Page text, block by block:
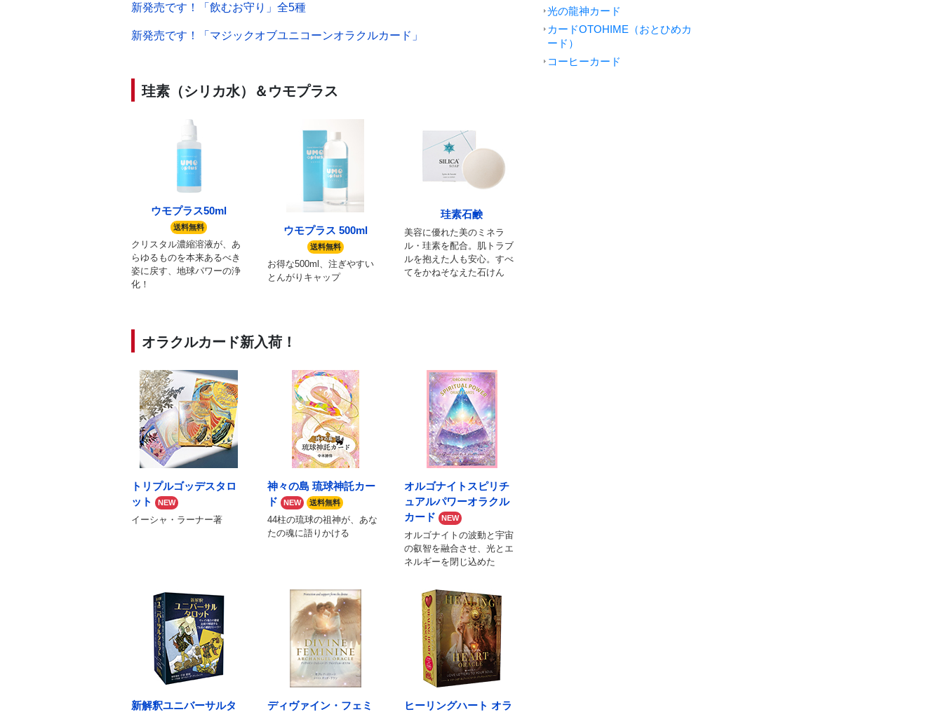
新発売です！「飲むお守り」全5種
新発売です！「マジックオブユニコーンオラクルカード」
珪素（シリカ水）＆ウモプラス
ウモプラス50ml
送料無料
クリスタル濃縮溶液が、あ
らゆるものを本来あるべき
姿に戻す、地球パワーの浄
化！
ウモプラス 500ml
送料無料
お得な500ml、注ぎやすい
とんがりキャップ
珪素石鹸
美容に優れた美のミネラ
ル・珪素を配合。肌トラブ
ルを抱えた人も安心。すべ
てをかねそなえた石けん
オラクルカード新入荷！
トリプルゴッデスタロ
ット
NEW
イーシャ・ラーナー著
神々の島 琉球神託カー
ド NEW 送料無料
44柱の琉球の祖神が、あな
たの魂に語りかける
オルゴナイトスピリチ
ュアルパワーオラクル
カード
NEW
オルゴナイトの波動と宇宙
の叡智を融合させ、光とエ
ネルギーを閉じ込めた
新解釈ユニバーサルタ
ディヴァイン・フェミ
ヒーリングハート オラ
光の龍神カード
カードOTOHIME（おとひめカ
ード）
コーヒーカード